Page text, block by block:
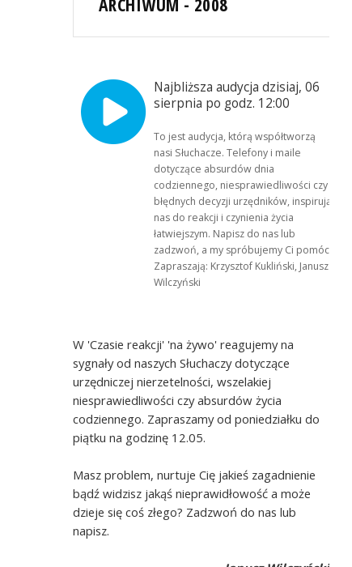
Najbliższa audycja dzisiaj, 06
sierpnia po godz. 12:00
To jest audycja, którą współtworzą
nasi Słuchacze. Telefony i maile
dotyczące absurdów dnia
codziennego, niesprawiedliwości czy
błędnych decyzji urzędników, inspirują
nas do reakcji i czynienia życia
łatwiejszym. Napisz do nas lub
zadzwoń, a my spróbujemy Ci pomóc.
Zapraszają: Krzysztof Kukliński, Janusz
Wilczyński
W 'Czasie reakcji' 'na żywo' reagujemy na
sygnały od naszych Słuchaczy dotyczące
urzędniczej nierzetelności, wszelakiej
niesprawiedliwości czy absurdów życia
codziennego. Zapraszamy od poniedziałku do
piątku na godzinę 12.05.
Masz problem, nurtuje Cię jakieś zagadnienie
bądź widzisz jakąś nieprawidłowość a może
dzieje się coś złego? Zadzwoń do nas lub
napisz.